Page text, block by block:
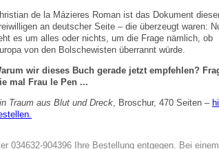
de la Mázieres Roman ist das Dokument
an deutscher Seite – die überzeugt waren:
es um alles oder nichts, um die Frage nämlich, ob
von den Bolschewisten überrannt würde.
wir dieses Buch gerade jetzt empfehlen?
mal Frau le Pen ...
Traum aus Blut und Dreck , Broschur, 470 Seiten –
034632-904396 Ihre Bestellung entgegen. Bei einem